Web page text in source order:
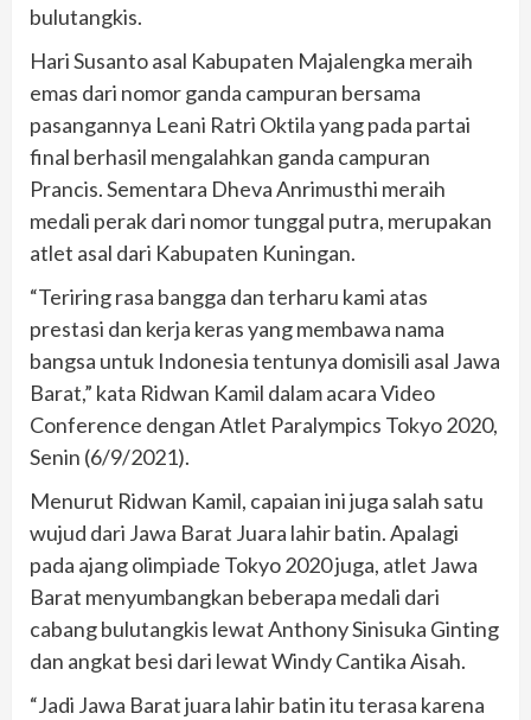
bulutangkis.
Hari Susanto asal Kabupaten Majalengka meraih
emas dari nomor ganda campuran bersama
pasangannya Leani Ratri Oktila yang pada partai
final berhasil mengalahkan ganda campuran
Prancis. Sementara Dheva Anrimusthi meraih
medali perak dari nomor tunggal putra, merupakan
atlet asal dari Kabupaten Kuningan.
“Teriring rasa bangga dan terharu kami atas
prestasi dan kerja keras yang membawa nama
bangsa untuk Indonesia tentunya domisili asal Jawa
Barat,” kata Ridwan Kamil dalam acara Video
Conference dengan Atlet Paralympics Tokyo 2020,
Senin (6/9/2021).
Menurut Ridwan Kamil, capaian ini juga salah satu
wujud dari Jawa Barat Juara lahir batin. Apalagi
pada ajang olimpiade Tokyo 2020 juga, atlet Jawa
Barat menyumbangkan beberapa medali dari
cabang bulutangkis lewat Anthony Sinisuka Ginting
dan angkat besi dari lewat Windy Cantika Aisah.
“Jadi Jawa Barat juara lahir batin itu terasa karena